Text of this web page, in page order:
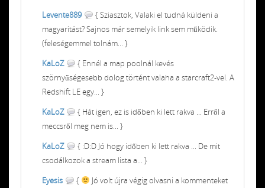
Levente889
{ Sziasztok, Valaki el tudná küldeni a
magyarítást? Sajnos már semelyik link sem működik.
(feleségemmel tolnám... }
KaLoZ
{ Ennél a map poolnál kevés
szörnyűségesebb dolog történt valaha a starcraft2-vel. A
Redshift LE egy... }
KaLoZ
{ Hát igen, ez is időben ki lett rakva ... Erről a
meccsről meg nem is... }
KaLoZ
{ :D:D Jó hogy időben ki lett rakva ... De mit
csodálkozok a stream lista a... }
Eyesis
{
Jó volt újra végig olvasni a kommenteket